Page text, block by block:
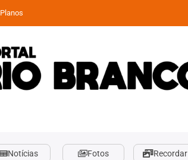
Planos
Notícias Fotos Recordar